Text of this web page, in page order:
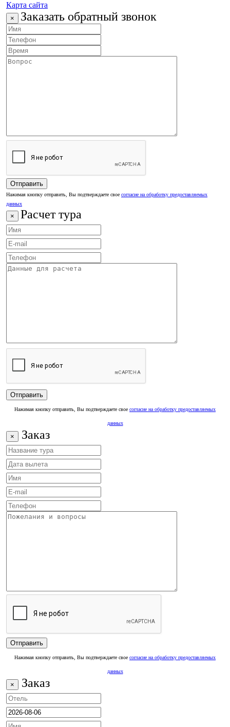
Карта сайта
× Заказать обратный звонок
Нажимая кнопку отправить, Вы подтверждаете свое согласие на обработку предоставляемых
данных
× Расчет тура
Нажимая кнопку отправить, Вы подтверждаете свое согласие на обработку предоставляемых
данных
× Заказ
Нажимая кнопку отправить, Вы подтверждаете свое согласие на обработку предоставляемых
данных
× Заказ